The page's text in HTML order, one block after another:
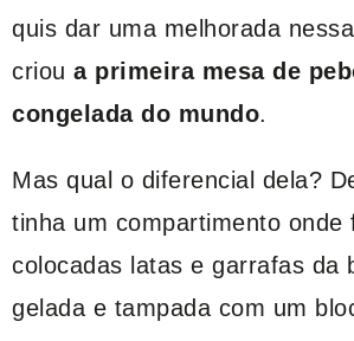
quis dar uma melhorada
criou a primeira mesa de
congelada do mundo.
Mas qual o diferencial dela?
tinha um compartimento onde
colocadas latas e garrafas da
gelada e tampada com um